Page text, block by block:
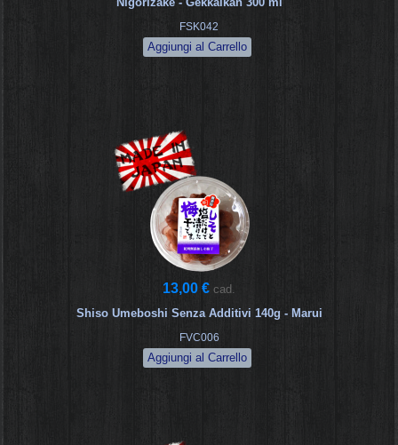
FSK042
13,00 € cad.
Shiso Umeboshi Senza Additivi 140g - Marui
FVC006